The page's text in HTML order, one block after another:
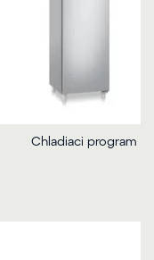
Chladiaci program